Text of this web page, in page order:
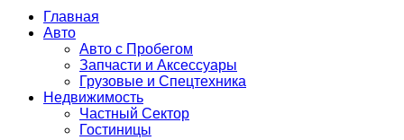
Главная
Авто
Авто с Пробегом
Запчасти и Аксессуары
Грузовые и Спецтехника
Недвижимость
Частный Сектор
Гостиницы